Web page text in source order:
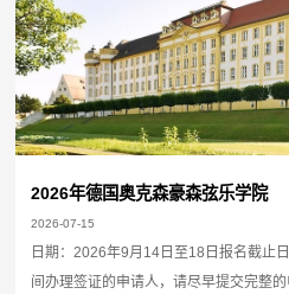
2026年德国奥克森豪森弦乐学院
2026-07-15
日期：2026年9月14日至18日报名截止
间办理签证的申请人，请尽早提交完整